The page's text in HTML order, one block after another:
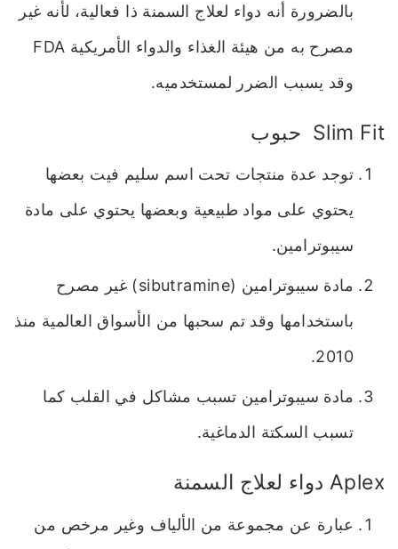
بالضرورة أنه دواء لعلاج السمنة ذا فعالية، لأنه غير
مصرح به من هيئة الغذاء والدواء الأمريكية FDA
وقد يسبب الضرر لمستخدميه.
Slim Fit حبوب
توجد عدة منتجات تحت اسم سليم فيت بعضها
يحتوي على مواد طبيعية وبعضها يحتوي على مادة
سيبوترامين.
مادة سيبوترامين (sibutramine) غير مصرح
باستخدامها وقد تم سحبها من الأسواق العالمية منذ
2010.
مادة سيبوترامين تسبب مشاكل في القلب كما
تسبب السكتة الدماغية.
Aplex دواء لعلاج السمنة
عبارة عن مجموعة من الألياف وغير مرخص من